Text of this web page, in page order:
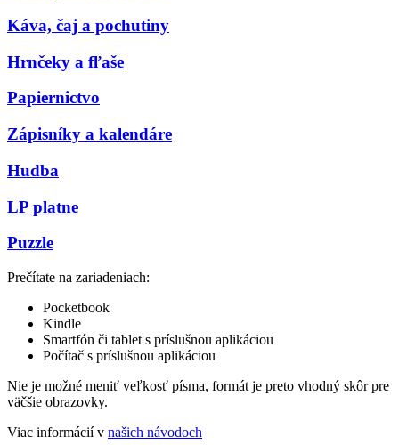
Káva, čaj a pochutiny
Hrnčeky a fľaše
Papiernictvo
Zápisníky a kalendáre
Hudba
LP platne
Puzzle
Prečítate na zariadeniach:
Pocketbook
Kindle
Smartfón či tablet s príslušnou aplikáciou
Počítač s príslušnou aplikáciou
Nie je možné meniť veľkosť písma, formát je preto vhodný skôr pre
väčšie obrazovky.
Viac informácií v našich návodoch